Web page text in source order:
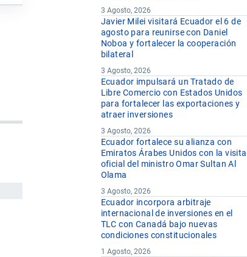
3 Agosto, 2026
Javier Milei visitará Ecuador el 6 de
agosto para reunirse con Daniel
Noboa y fortalecer la cooperación
bilateral
3 Agosto, 2026
Ecuador impulsará un Tratado de
Libre Comercio con Estados Unidos
para fortalecer las exportaciones y
atraer inversiones
3 Agosto, 2026
Ecuador fortalece su alianza con
Emiratos Árabes Unidos con la visita
oficial del ministro Omar Sultan Al
Olama
3 Agosto, 2026
Ecuador incorpora arbitraje
internacional de inversiones en el
TLC con Canadá bajo nuevas
condiciones constitucionales
1 Agosto, 2026